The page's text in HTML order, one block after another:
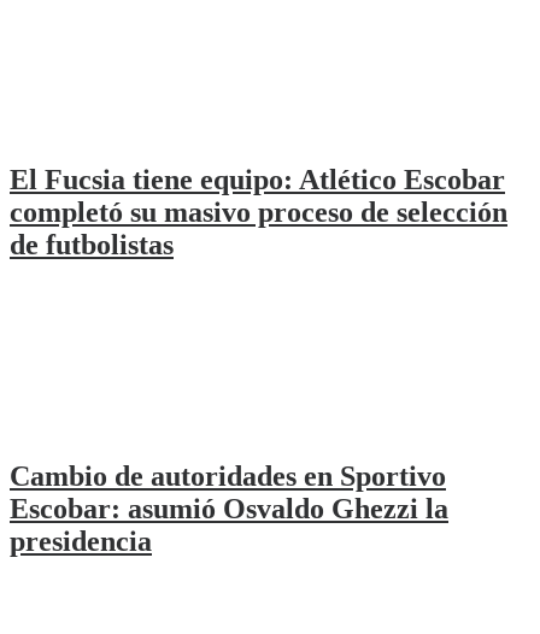
El Fucsia tiene equipo: Atlético Escobar
completó su masivo proceso de selección
de futbolistas
Cambio de autoridades en Sportivo
Escobar: asumió Osvaldo Ghezzi la
presidencia